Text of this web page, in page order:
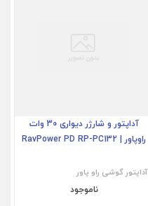
آداپتور و شارژر دیواری 30 وات
راوپاور | RavPower PD RP-PC132
آداپتور گوشی راو پاور
ناموجود